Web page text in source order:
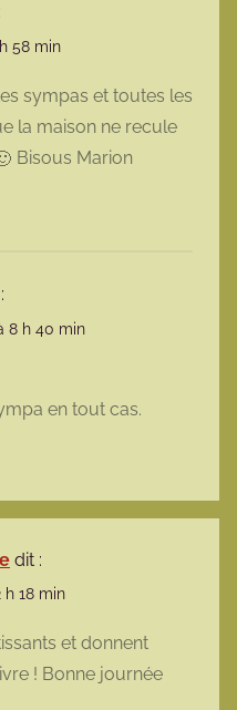
58 min
sympas et toutes les
la maison ne recule
Bisous Marion
8 h 40 min
en tout cas.
dit :
h 18 min
et donnent
! Bonne journée